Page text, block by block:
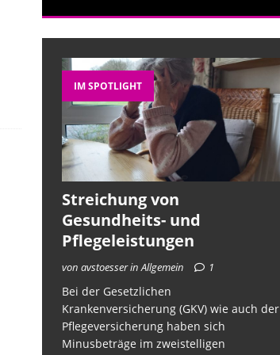
IM SPOTLIGHT
Streichung von
Gesundheits- und
Pflegeleistungen
von avstoesser in Allgemein 1
Bei der Gesetzlichen
Krankenversicherung (GKV) wie auch der
Pflegeversicherung haben sich
Minusbeträge im zweistelligen